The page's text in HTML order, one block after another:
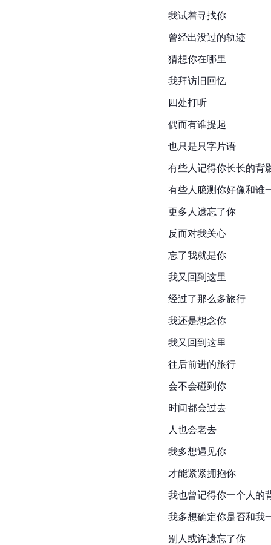
我试着寻找你
曾经出没过的轨迹
猜想你在哪里
我拜访旧回忆
四处打听
偶而有谁提起
也只是只字片语
有些人记得你长长的背
有些人臆测你好像和谁
更多人遗忘了你
反而对我关心
忘了我就是你
我又回到这里
经过了那么多旅行
我还是想念你
我又回到这里
往后前进的旅行
会不会碰到你
时间都会过去
人也会老去
我多想遇见你
才能紧紧拥抱你
我也曾记得你一个人的
我多想确定你是否和我
别人或许遗忘了你